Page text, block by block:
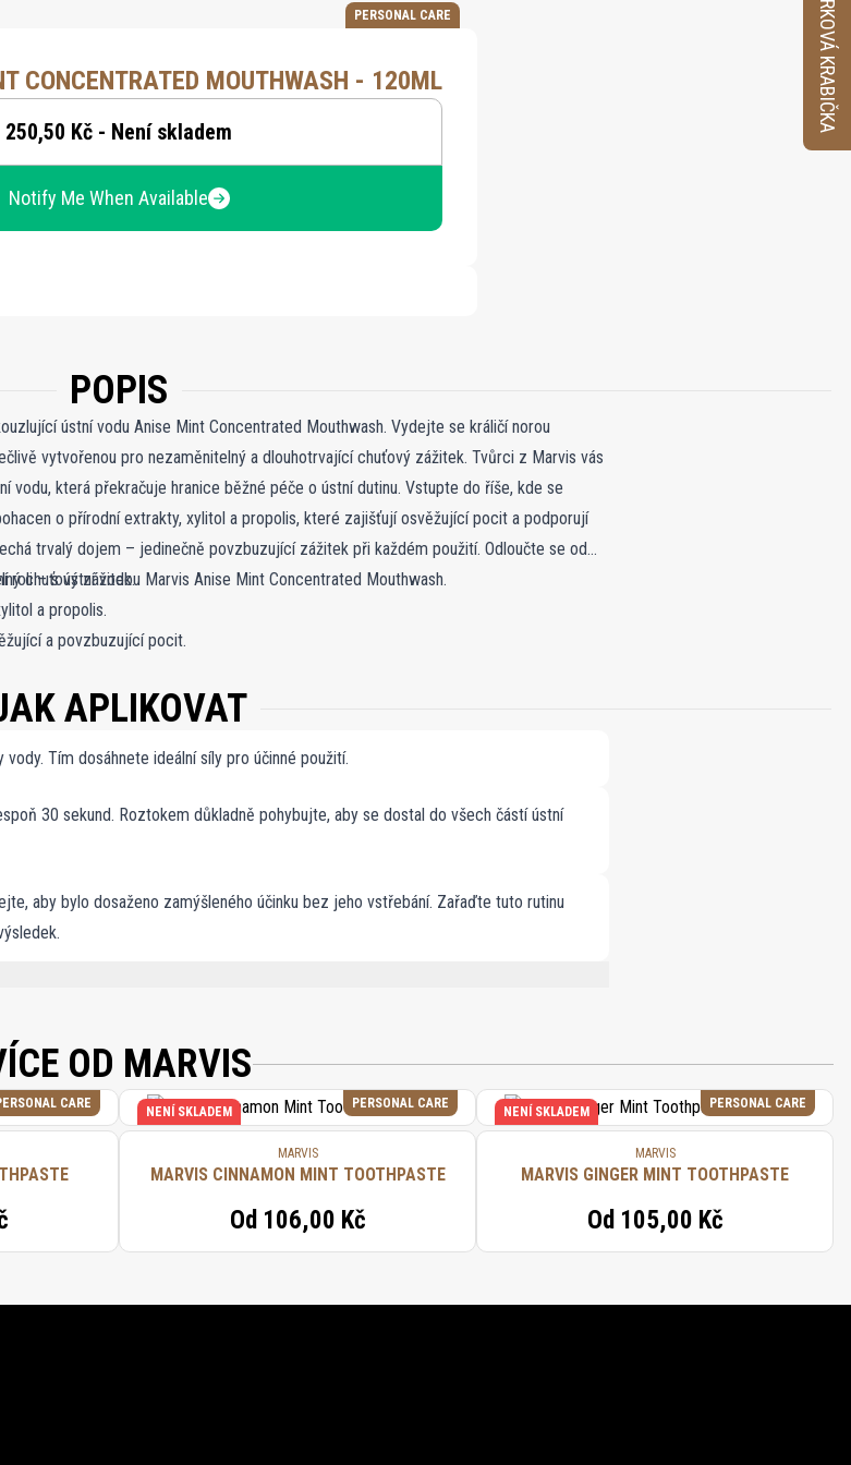
PERSONAL CARE
CONCENTRATED MOUTHWASH - 120ML
250,50 Kč - Není skladem
Notify Me When Available
POPIS
ústní vodu Anise Mint Concentrated Mouthwash. Vydejte se králičí norou
vytvořenou pro nezaměnitelný a dlouhotrvající chuťový zážitek. Tvůrci z Marvis vás
vodu, která překračuje hranice běžné péče o ústní dutinu. Vstupte do říše, kde se
o přírodní extrakty, xylitol a propolis, které zajišťují osvěžující pocit a podporují
trvalý dojem – jedinečně povzbuzující zážitek při každém použití. Odloučte se od
– s ústní vodou Marvis Anise Mint Concentrated Mouthwash.
chuťový zážitek.
a propolis.
a povzbuzující pocit.
APLIKOVAT
Tím dosáhnete ideální síly pro účinné použití.
30 sekund. Roztokem důkladně pohybujte, aby se dostal do všech částí ústní
aby bylo dosaženo zamýšleného účinku bez jeho vstřebání. Zařaďte tuto rutinu
OD MARVIS
CARE PERSONAL CARE
NENÍ SKLADEM
MARVIS
MARVIS CINNAMON MINT TOOTHPASTE
Od 106,00 Kč
PERSONAL CARE
NENÍ SKLADEM
MARVIS
MARVIS GINGER MINT TOOTHPASTE
Od 105,00 Kč
VZORKOVÁ KRABIČKA